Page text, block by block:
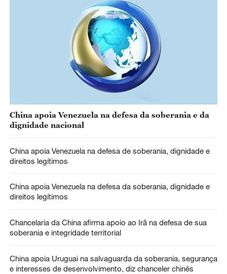
China apoia Venezuela na defesa da soberania e da
dignidade nacional
China apoia Venezuela na defesa de soberania, dignidade e
direitos legítimos
China apoia Venezuela na defesa da soberania, dignidade e
direitos legítimos
Chancelaria da China afirma apoio ao Irã na defesa de sua
soberania e integridade territorial
China apoia Uruguai na salvaguarda da soberania, segurança
e interesses de desenvolvimento, diz chanceler chinês